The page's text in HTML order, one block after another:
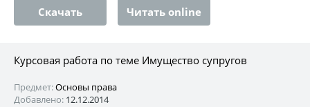
Скачать Читать online
Курсовая работа по теме Имущество супругов
Предмет:Основы права
Добавлено: 12.12.2014